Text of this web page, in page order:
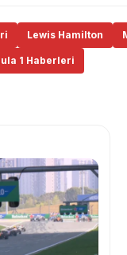
Lewis Hamilton
1 Haberleri